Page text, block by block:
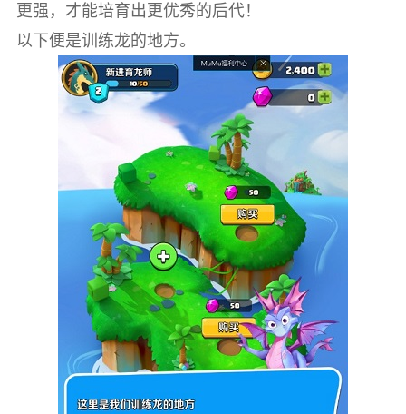
更强，才能培育出更优秀的后代！
以下便是训练龙的地方。